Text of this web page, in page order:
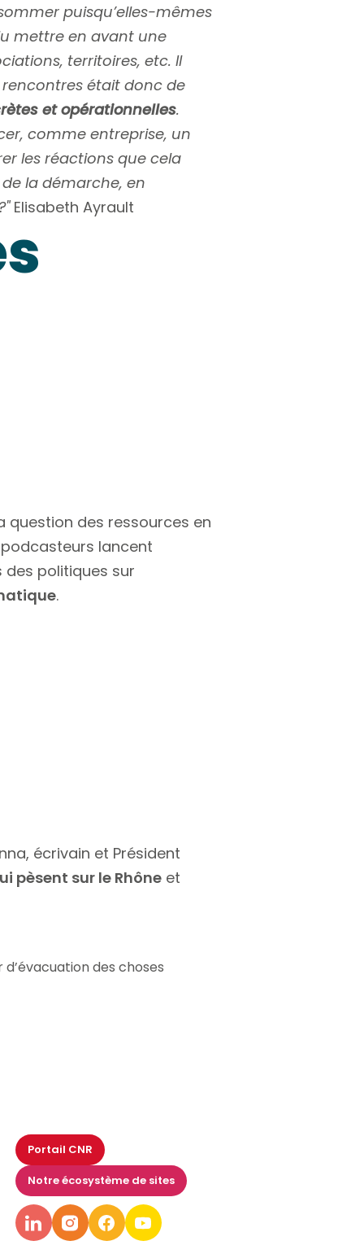
puisqu’elles-mêmes
mettre en avant une
territoires, etc. Il
rencontres était donc de
et opérationnelles.
comme entreprise, un
les réactions que cela
la démarche, en
Elisabeth Ayrault
question des ressources en
lancent
des politiques sur
.
écrivain et Président
pèsent sur le Rhône et
des choses
Portail CNR
Notre écosystème de sites